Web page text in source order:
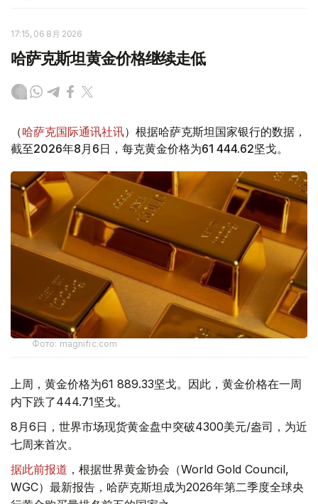
17:15, 06 8月 2026
哈萨克斯坦黄金价格继续走低
（哈萨克国际通讯社讯）根据哈萨克斯坦国家银行的数据，
截至2026年8月6日，每克黄金价格为61 444.62坚戈。
Фото: magnific.com
上周，黄金价格为61 889.33坚戈。因此，黄金价格在一周
内下跌了444.71坚戈。
8月6日，世界市场现货黄金盘中突破4300美元/盎司，为近
七周来首次。
据此前报道 ，根据世界黄金协会（World Gold Council,
WGC）最新报告，哈萨克斯坦成为2026年第二季度全球央